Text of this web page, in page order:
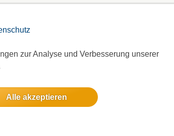
zur Analyse und Verbesserung unserer
Alle akzeptieren